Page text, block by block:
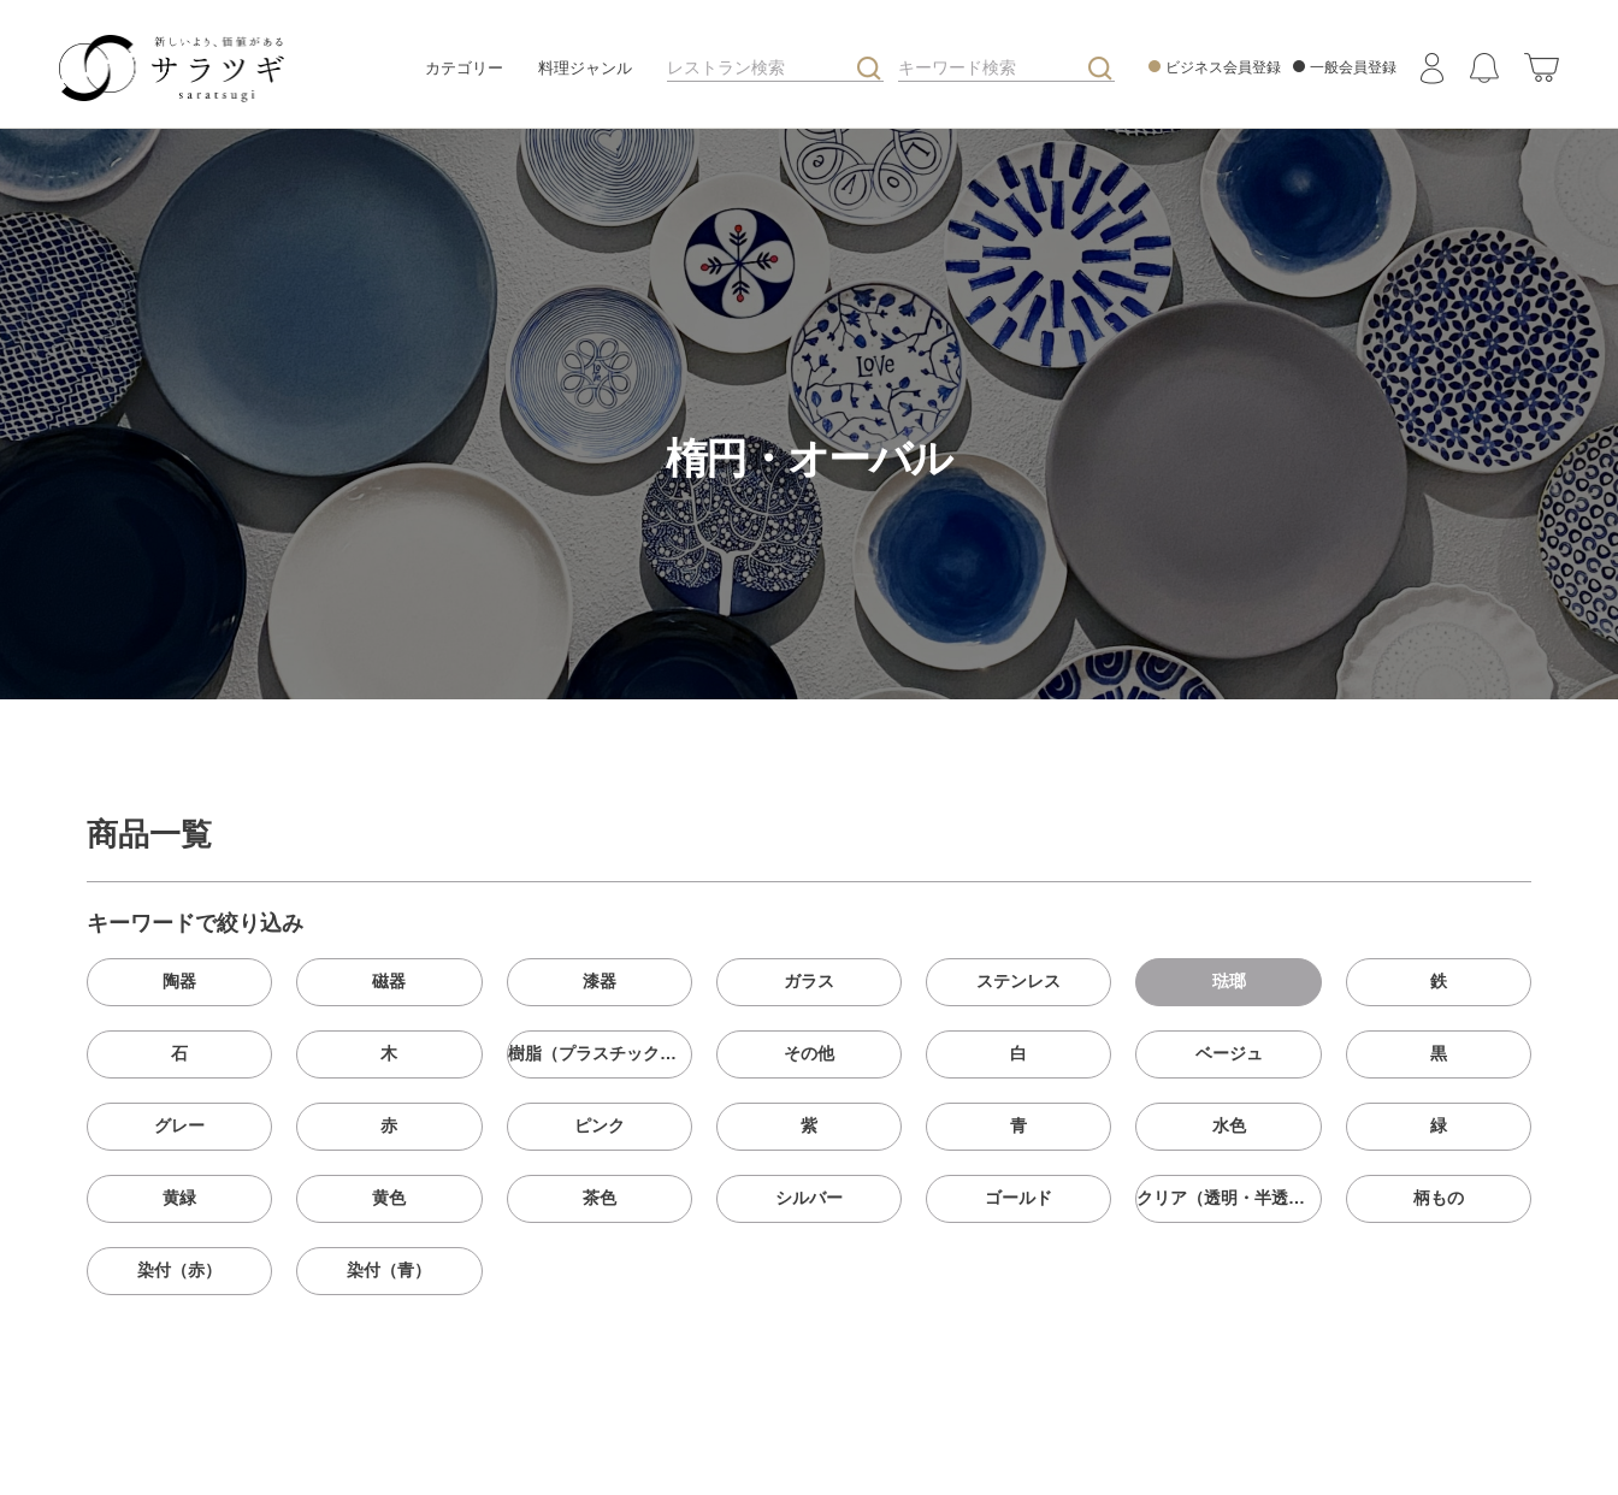
ビジネス会員登録 一般会員登録
カテゴリー 料理ジャンル
楕円・オーバル
商品一覧
キーワードで絞り込み
陶器 磁器 漆器 ガラス ステンレス 琺瑯 鉄
石 木 樹脂（プラスチック、メラニン、シリコン等） その他 白 ベージュ 黒
グレー 赤 ピンク 紫 青 水色 緑
黄緑 黄色 茶色 シルバー ゴールド クリア（透明・半透明） 柄もの
染付（赤） 染付（青）